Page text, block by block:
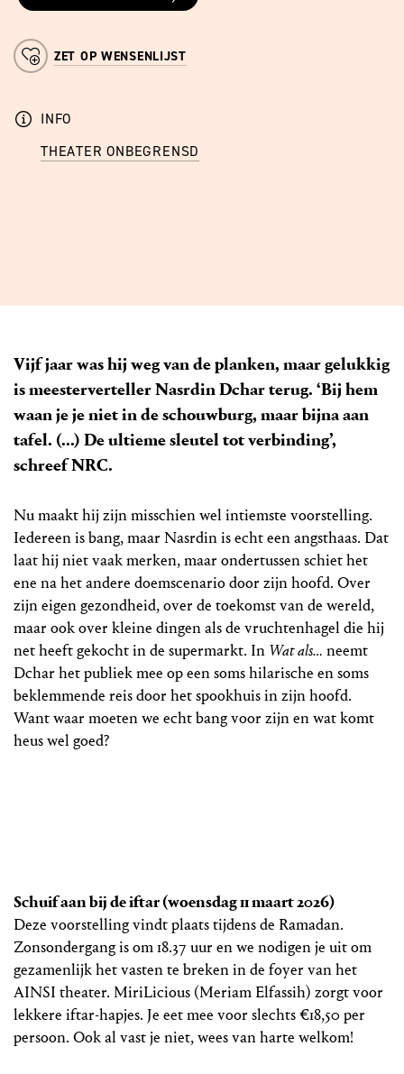
Vijf jaar was hij weg van de planken, maar gelukkig
is meesterverteller Nasrdin Dchar terug. ‘Bij hem
waan je je niet in de schouwburg, maar bijna aan
tafel. (...) De ultieme sleutel tot verbinding’,
schreef NRC.
Nu maakt hij zijn misschien wel intiemste voorstelling.
Iedereen is bang, maar Nasrdin is echt een angsthaas. Dat
laat hij niet vaak merken, maar ondertussen schiet het
ene na het andere doemscenario door zijn hoofd. Over
zijn eigen gezondheid, over de toekomst van de wereld,
maar ook over kleine dingen als de vruchtenhagel die hij
net heeft gekocht in de supermarkt. In Wat als… neemt
Dchar het publiek mee op een soms hilarische en soms
beklemmende reis door het spookhuis in zijn hoofd.
Want waar moeten we echt bang voor zijn en wat komt
heus wel goed?
ZET OP WENSENLIJST
INFO
THEATER ONBEGRENSD
Schuif aan bij de iftar (woensdag 11 maart 2026)
Deze voorstelling vindt plaats tijdens de Ramadan.
Zonsondergang is om 18.37 uur en we nodigen je uit om
gezamenlijk het vasten te breken in de foyer van het
AINSI theater. MiriLicious (Meriam Elfassih) zorgt voor
lekkere iftar-hapjes. Je eet mee voor slechts €18,50 per
persoon. Ook al vast je niet, wees van harte welkom!